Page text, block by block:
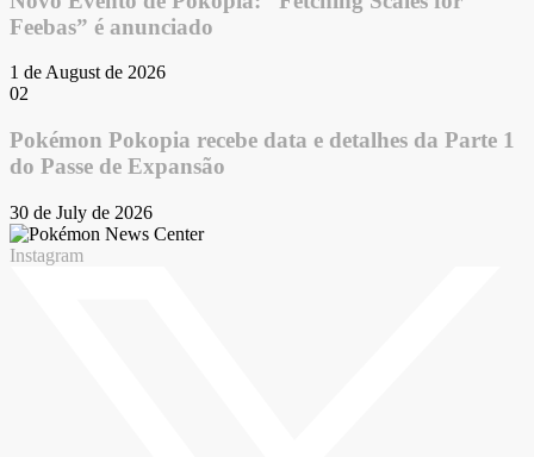
Feebas” é anunciado
1 de August de 2026
02
Pokémon Pokopia recebe data e detalhes da Parte 1
do Passe de Expansão
30 de July de 2026
Instagram